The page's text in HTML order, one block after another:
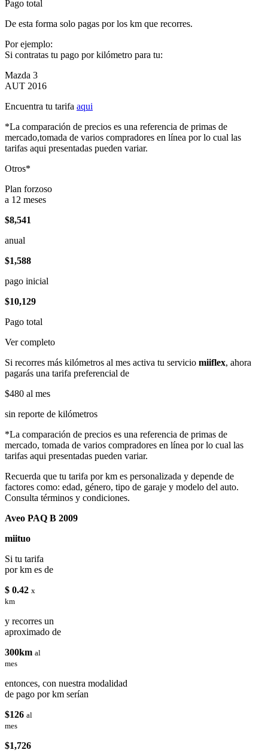
Pago total
De esta forma solo pagas por los km que recorres.
Por ejemplo:
Si contratas tu pago por kilómetro para tu:
Mazda 3
AUT 2016
Encuentra tu tarifa aqui
*La comparación de precios es una referencia de primas de
mercado,tomada de varios compradores en línea por lo cual las
tarifas aqui presentadas pueden variar.
Otros*
Plan forzoso
a 12 meses
$8,541
anual
$1,588
pago inicial
$10,129
Pago total
Ver completo
Si recorres más kilómetros al mes activa tu servicio miiflex, ahora
pagarás una tarifa preferencial de
$480 al mes
sin reporte de kilómetros
*La comparación de precios es una referencia de primas de
mercado, tomada de varios compradores en línea por lo cual las
tarifas aqui presentadas pueden variar.
Recuerda que tu tarifa por km es personalizada y depende de
factores como: edad, género, tipo de garaje y modelo del auto.
Consulta términos y condiciones.
Aveo PAQ B 2009
miituo
Si tu tarifa
por km es de
$ 0.42 x
km
y recorres un
aproximado de
300km al
mes
entonces, con nuestra modalidad
de pago por km serían
$126 al
mes
$1,726